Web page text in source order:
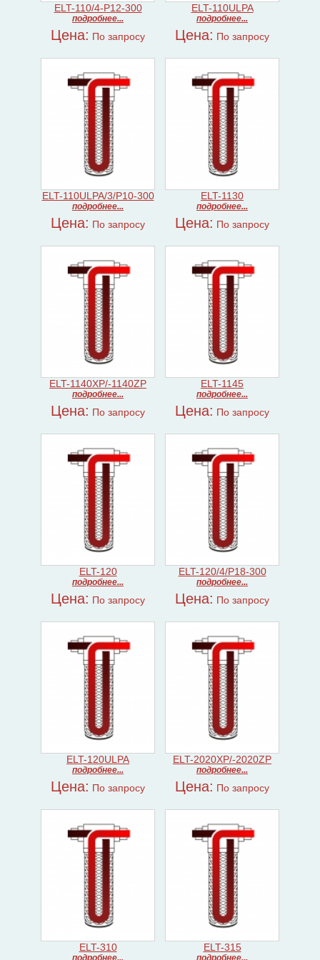
ELT-110/4-P12-300
подробнее...
Цена: По запросу
ELT-110ULPA
подробнее...
Цена: По запросу
ELT-110ULPA/3/P10-300
подробнее...
Цена: По запросу
ELT-1130
подробнее...
Цена: По запросу
ELT-1140XP/-1140ZP
подробнее...
Цена: По запросу
ELT-1145
подробнее...
Цена: По запросу
ELT-120
подробнее...
Цена: По запросу
ELT-120/4/P18-300
подробнее...
Цена: По запросу
ELT-120ULPA
подробнее...
Цена: По запросу
ELT-2020XP/-2020ZP
подробнее...
Цена: По запросу
ELT-310 ELT-315